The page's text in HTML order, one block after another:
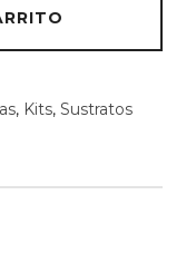
, Kits, Sustratos